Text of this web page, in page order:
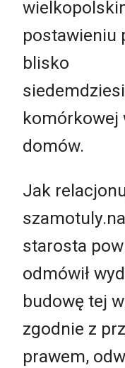
postawieniu
blisko
komórkowej
domów.
Jak
starosta
odmówił
budowę tej
zgodnie z
prawem,